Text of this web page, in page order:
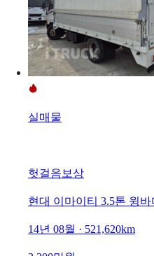
실매물
헛걸음보상
현대 이마이티 3.5톤 윙바
14년 08월 · 521,620km